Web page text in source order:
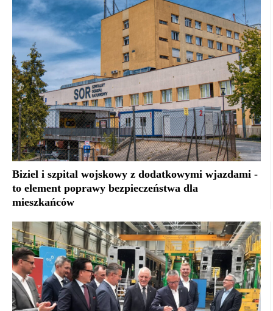
Biziel i szpital wojskowy z dodatkowymi wjazdami -
to element poprawy bezpieczeństwa dla
mieszkańców